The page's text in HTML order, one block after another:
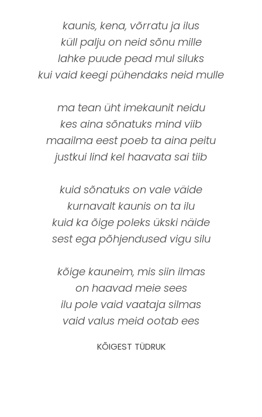
kaunis, kena, võrratu ja ilus
küll palju on neid sõnu mille
lahke puude pead mul siluks
kui vaid keegi pühendaks neid mulle
ma tean üht imekaunit neidu
kes aina sõnatuks mind viib
maailma eest poeb ta aina peitu
justkui lind kel haavata sai tiib
kuid sõnatuks on vale väide
kurnavalt kaunis on ta ilu
kuid ka õige poleks ükski näide
sest ega põhjendused vigu silu
kõige kauneim, mis siin ilmas
on haavad meie sees
ilu pole vaid vaataja silmas
vaid valus meid ootab ees
KÕIGEST TÜDRUK